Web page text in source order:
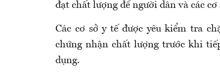
đạt chất lượng để người dân và các
Các cơ sở y tế được yêu kiểm tra
chứng nhận chất lượng trước khi
dụng.